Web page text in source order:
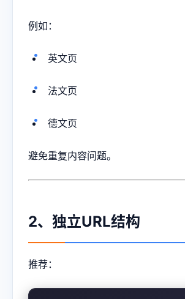
例如：
英文页
法文页
德文页
避免重复内容问题。
2、独立URL结构
推荐：